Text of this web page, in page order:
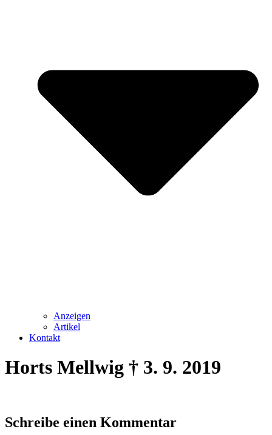
Anzeigen
Artikel
Kontakt
Horts Mellwig † 3. 9. 2019
Schreibe einen Kommentar